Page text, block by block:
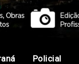
Policial